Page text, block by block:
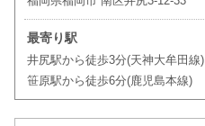
最寄り駅
井尻駅から徒歩3分(天神大牟田線)
笹原駅から徒歩6分(鹿児島本線)